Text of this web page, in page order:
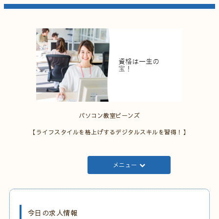
パソコン教室ビーンズ
【ライフスタイルを格上げするデジタルスキルを習得！】
メニュー
今日の求人情報